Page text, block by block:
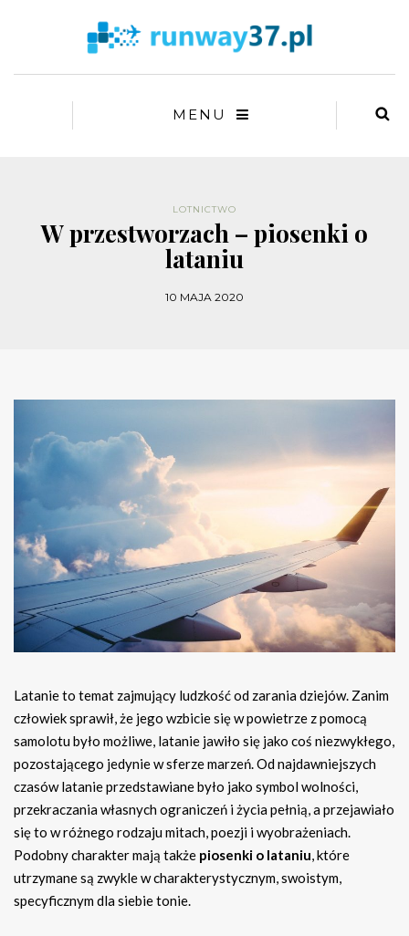
MENU
LOTNICTWO
W przestworzach – piosenki o
lataniu
10 MAJA 2020
Latanie to temat zajmujący ludzkość od zarania dziejów. Zanim
człowiek sprawił, że jego wzbicie się w powietrze z pomocą
samolotu było możliwe, latanie jawiło się jako coś niezwykłego,
pozostającego jedynie w sferze marzeń. Od najdawniejszych
czasów latanie przedstawiane było jako symbol wolności,
przekraczania własnych ograniczeń i życia pełnią, a przejawiało
się to w różnego rodzaju mitach, poezji i wyobrażeniach.
Podobny charakter mają także piosenki o lataniu, które
utrzymane są zwykle w charakterystycznym, swoistym,
specyficznym dla siebie tonie.